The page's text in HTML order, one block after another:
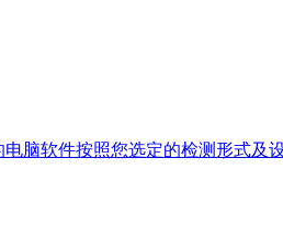
脑软件按照您选定的检测形式